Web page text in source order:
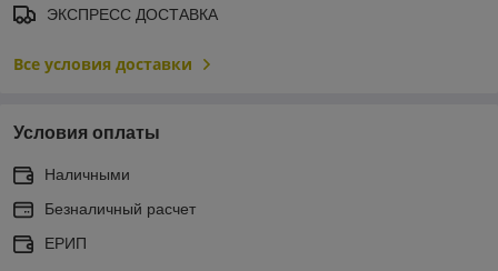
ЭКСПРЕСС ДОСТАВКА
Все условия доставки
Условия оплаты
Наличными
Безналичный расчет
ЕРИП